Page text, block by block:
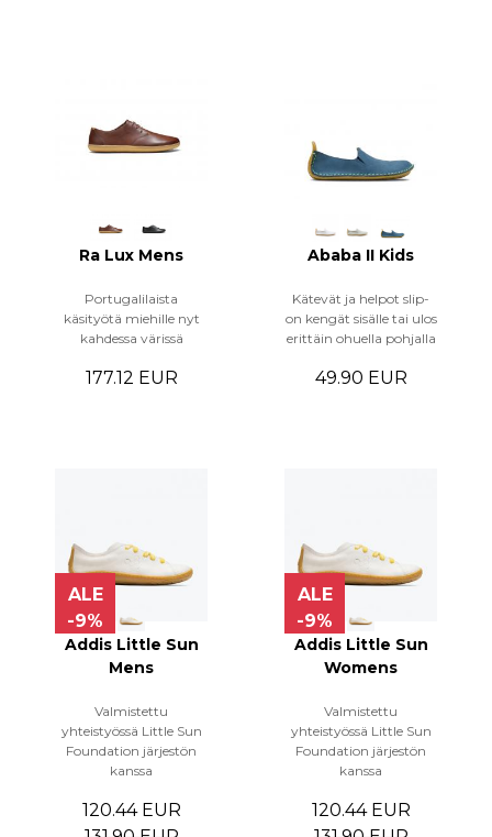
Ra Lux Mens
Portugalilaista
käsityötä miehille nyt
kahdessa värissä
177.12 EUR
Ababa II Kids
Kätevät ja helpot slip-
on kengät sisälle tai ulos
erittäin ohuella pohjalla
49.90 EUR
ALE
-9%
Addis Little Sun
Mens
Valmistettu
yhteistyössä Little Sun
Foundation järjestön
kanssa
120.44 EUR
ALE
-9%
Addis Little Sun
Womens
Valmistettu
yhteistyössä Little Sun
Foundation järjestön
kanssa
120.44 EUR